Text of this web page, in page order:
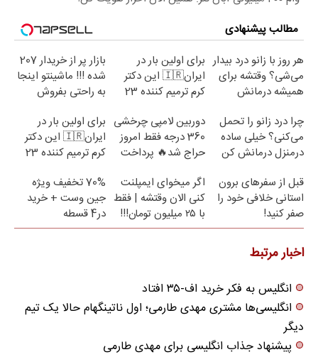
مطالب پیشنهادی
هر روز با زانو درد بیدار
می‌شی؟ وقتشه برای
همیشه درمانش
برای اولین بار در
ایران🇮🇷 این دکتر
کرم ترمیم کننده 23
بازار پر از خریدار 207
شده !!! ماشینتو اینجا
به راحتی بفروش
چرا درد زانو را تحمل
می‌کنی؟ خیلی ساده
درمنزل درمانش کن
دوربین لامپی چرخشی
360 درجه فقط امروز
حراج شد🔥 پرداخت
برای اولین بار در
ایران🇮🇷 این دکتر
کرم ترمیم کننده 23
قبل از سفرهای برون
استانی خلافی خود را
صفر کنید!
اگر میخوای ایمپلنت
کنی الان وقتشه | فقط
با ۲۵ میلیون تومان!!!
70% تخفیف ویژه
جین وست + خرید
در4 قسطه
اخبار مرتبط
انگلیس به فکر خرید اف-۳۵ افتاد
انگلیسی‌ها مشتری مهدی طارمی؛ اول ناتینگهام حالا یک تیم
دیگر
پیشنهاد جذاب انگلیسی برای مهدی طارمی